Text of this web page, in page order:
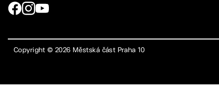
Copyright ©2026 Městská část Praha 10